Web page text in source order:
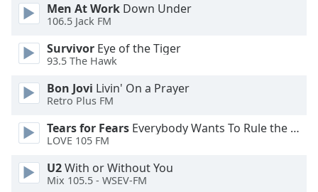
Font
Edge
Family
Men At Work Down Under
106.5 Jack FM
Survivor Eye of the Tiger
93.5 The Hawk
Bon Jovi Livin' On a Prayer
Retro Plus FM
Tears for Fears Everybody Wants To Rule the World
LOVE 105 FM
U2With or Without You
Mix 105.5 - WSEV-FM